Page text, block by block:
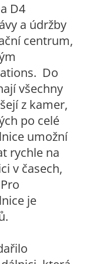
D4
a údržby
centrum,
Do
všechny
z kamer,
po celé
umožní
rychle na
v časech,
je